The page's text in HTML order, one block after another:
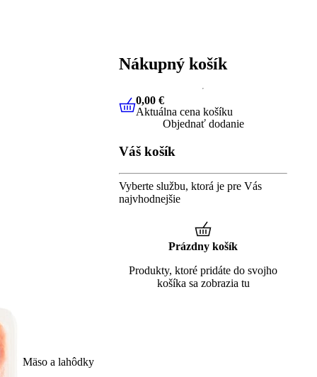
Mäso a lahôdky
Nákupný košík
0,00 €Aktuálna cena košíku
0,00 €
Aktuálna cena košíku
Objednať dodanie
Váš košík
Vyberte službu, ktorá je pre Vás
najvhodnejšie
Prázdny košík
Produkty, ktoré pridáte do svojho
košíka sa zobrazia tu